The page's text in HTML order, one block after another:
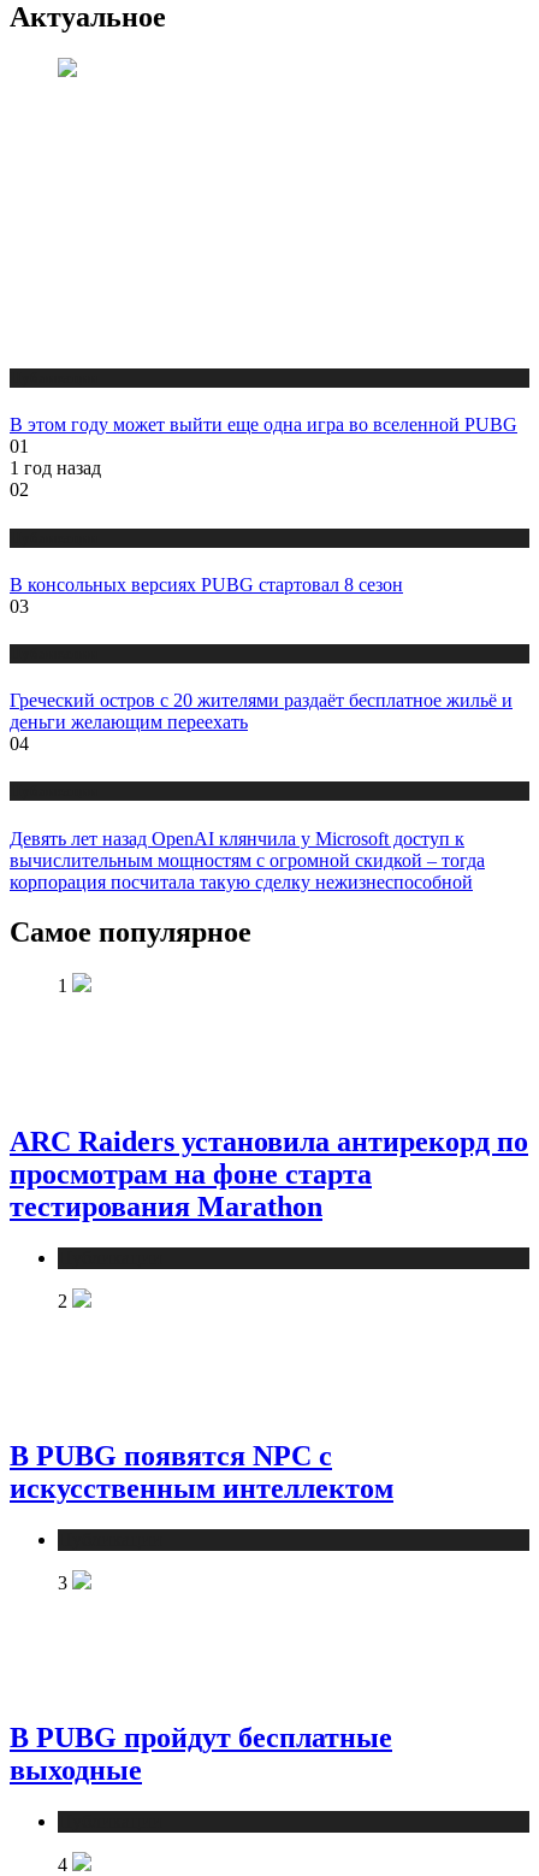
Актуальное
В этом году может выйти еще одна игра во вселенной PUBG
01
1 год назад
02
В консольных версиях PUBG стартовал 8 сезон
03
Греческий остров с 20 жителями раздаёт бесплатное жильё и
деньги желающим переехать
04
Девять лет назад OpenAI клянчила у Microsoft доступ к
вычислительным мощностям с огромной скидкой – тогда
корпорация посчитала такую сделку нежизнеспособной
Самое популярное
1
ARC Raiders установила антирекорд по
просмотрам на фоне старта
тестирования Marathon
2
В PUBG появятся NPC с
искусственным интеллектом
3
В PUBG пройдут бесплатные
выходные
4